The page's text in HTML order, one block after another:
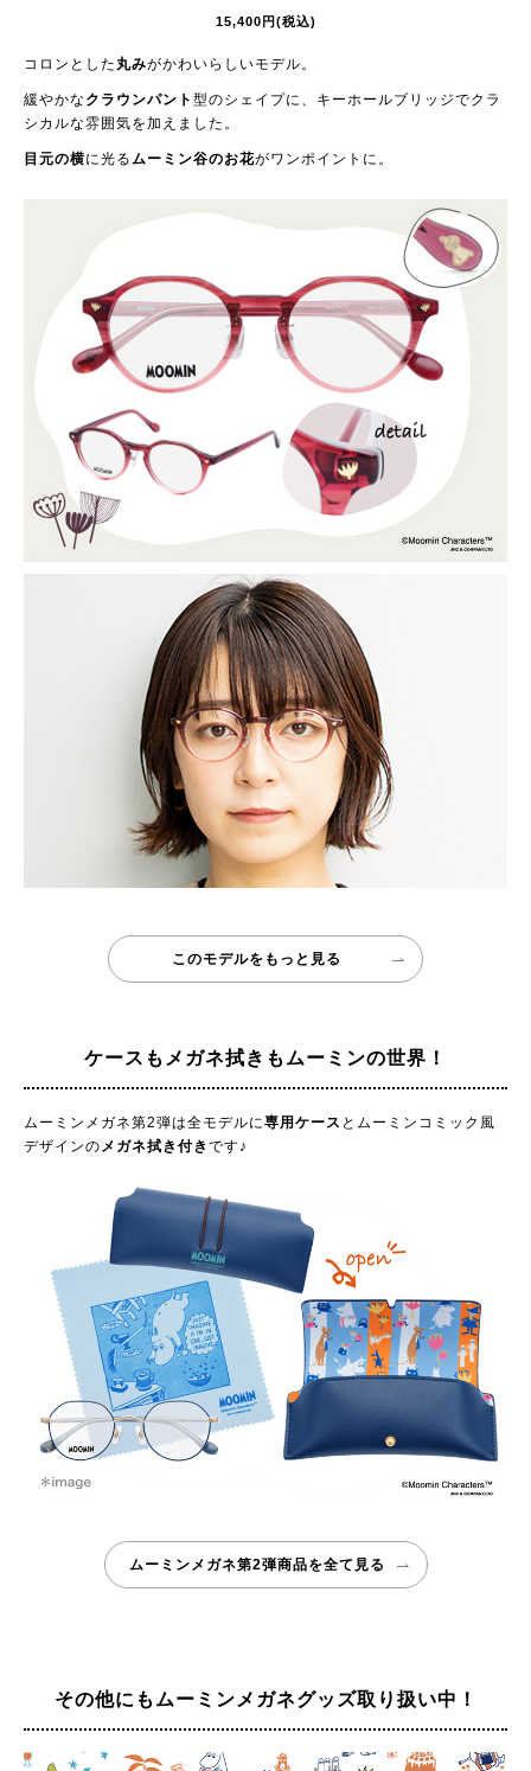
15,400円(税込)
コロンとした 丸みがかわいらしいモデル。
緩やかな クラウンパント 型のシェイプに、キーホールブリッジでクラ
シカルな雰囲気を加えました。
目元の横に光るムーミン谷のお花がワンポイントに。
このモデルをもっと見る
ケースもメガネ拭きも ムーミンの世界！
ムーミンメガネ第2弾は全モデルに専用ケース とムーミンコミック風
デザインのメガネ拭き付き です♪
ムーミンメガネ第2弾商品を全て見る
その他にもムーミンメガネグッズ取り扱い中！